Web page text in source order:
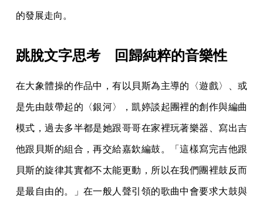
的發展走向。
跳脫文字思考 回歸純粹的音樂性
在大象體操的作品中，有以貝斯為主導的〈遊戲〉、或
是先由鼓帶起的〈銀河〉，凱婷談起團裡的創作與編曲
模式，過去多半都是她跟哥哥在家裡玩著樂器、寫出吉
他跟貝斯的組合，再交給嘉欽編鼓。「這樣寫完吉他跟
貝斯的旋律其實都不太能更動，所以在我們團裡鼓反而
是最自由的。」在一般人聲引領的歌曲中會要求大鼓與